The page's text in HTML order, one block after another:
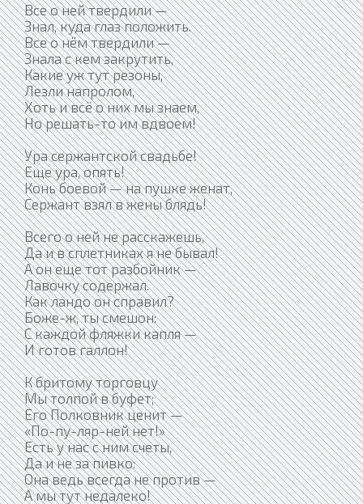
Все о ней твердили —
Знал, куда глаз положить.
Все о нём твердили —
Знала с кем закрутить,
Какие уж тут резоны,
Лезли напролом,
Хоть и всё о них мы знаем,
Но решать-то им вдвоем!
Ура сержантской свадьбе!
Еще ура, опять!
Конь боевой — на пушке женат,
Сержант взял в жены блядь!
Всего о ней не расскажешь,
Да и в сплетниках я не бывал!
А он еще тот разбойник —
Лавочку содержал.
Как ландо он справил?
Боже-ж, ты смешон:
С каждой фляжки капля —
И готов галлон!
К бритому торговцу
Мы толпой в буфет;
Его Полковник ценит —
«По-пу-ляр-ней нет!»
Есть у нас с ним счеты,
Да и не за пивко:
Она ведь всегда не против —
А мы тут недалеко!